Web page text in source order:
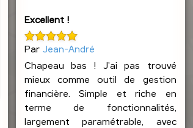
Excellent !
Par Jean-André
Chapeau bas ! J'ai pas trouvé
mieux comme outil de gestion
financière. Simple et riche en
terme de fonctionnalités,
largement paramétrable, avec